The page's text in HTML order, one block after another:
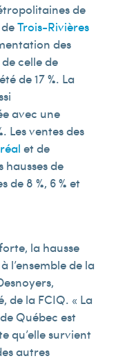
de
Trois-Rivières
des
celle de
de 17 %. La
avec une
Les ventes des
et de
de
de 8 %, 6 % et
la hausse
l’ensemble de la
de la FCIQ. « La
Québec est
qu’elle survient
autres